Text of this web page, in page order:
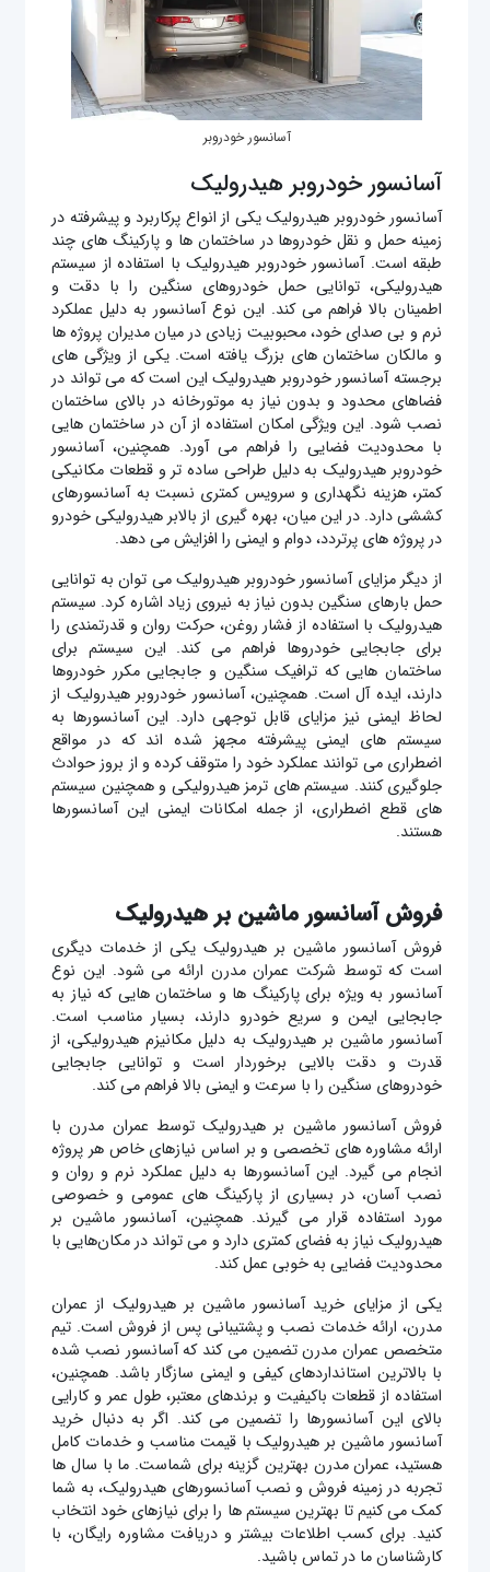
آسانسور خودروبر
آسانسور خودروبر هیدرولیک
آسانسور خودروبر هیدرولیک یکی از انواع پرکاربرد و پیشرفته در
زمینه حمل و نقل خودروها در ساختمان‌ ها و پارکینگ‌ های چند
طبقه است. آسانسور خودروبر هیدرولیک با استفاده از سیستم
هیدرولیکی، توانایی حمل خودروهای سنگین را با دقت و
اطمینان بالا فراهم می‌ کند. این نوع آسانسور به دلیل عملکرد
نرم و بی‌ صدای خود، محبوبیت زیادی در میان مدیران پروژه‌ ها
و مالکان ساختمان‌ های بزرگ یافته است. یکی از ویژگی‌ های
برجسته آسانسور خودروبر هیدرولیک این است که می‌ تواند در
فضاهای محدود و بدون نیاز به موتورخانه در بالای ساختمان
نصب شود. این ویژگی امکان استفاده از آن در ساختمان‌ هایی
با محدودیت فضایی را فراهم می‌ آورد. همچنین، آسانسور
خودروبر هیدرولیک به دلیل طراحی ساده‌ تر و قطعات مکانیکی
کمتر، هزینه نگهداری و سرویس کمتری نسبت به آسانسورهای
کششی دارد. در این میان، بهره گیری از بالابر هیدرولیکی خودرو
در پروژه های پرتردد، دوام و ایمنی را افزایش می دهد.
از دیگر مزایای آسانسور خودروبر هیدرولیک می‌ توان به توانایی
حمل بارهای سنگین بدون نیاز به نیروی زیاد اشاره کرد. سیستم
هیدرولیک با استفاده از فشار روغن، حرکت روان و قدرتمندی را
برای جابجایی خودروها فراهم می‌ کند. این سیستم برای
ساختمان‌ هایی که ترافیک سنگین و جابجایی مکرر خودروها
دارند، ایده‌ آل است. همچنین، آسانسور خودروبر هیدرولیک از
لحاظ ایمنی نیز مزایای قابل توجهی دارد. این آسانسورها به
سیستم‌ های ایمنی پیشرفته مجهز شده‌ اند که در مواقع
اضطراری می‌ توانند عملکرد خود را متوقف کرده و از بروز حوادث
جلوگیری کنند. سیستم‌ های ترمز هیدرولیکی و همچنین سیستم‌
های قطع اضطراری، از جمله امکانات ایمنی این آسانسورها
هستند.
فروش آسانسور ماشین بر هیدرولیک
فروش آسانسور ماشین بر هیدرولیک یکی از خدمات دیگری
است که توسط شرکت عمران مدرن ارائه می‌ شود. این نوع
آسانسور به‌ ویژه برای پارکینگ‌ ها و ساختمان‌ هایی که نیاز به
جابجایی ایمن و سریع خودرو دارند، بسیار مناسب است.
آسانسور ماشین بر هیدرولیک به دلیل مکانیزم هیدرولیکی، از
قدرت و دقت بالایی برخوردار است و توانایی جابجایی
خودروهای سنگین را با سرعت و ایمنی بالا فراهم می‌ کند.
فروش آسانسور ماشین بر هیدرولیک توسط عمران مدرن با
ارائه مشاوره‌ های تخصصی و بر اساس نیازهای خاص هر پروژه
انجام می‌ گیرد. این آسانسورها به دلیل عملکرد نرم و روان و
نصب آسان، در بسیاری از پارکینگ‌ های عمومی و خصوصی
مورد استفاده قرار می‌ گیرند. همچنین، آسانسور ماشین بر
هیدرولیک نیاز به فضای کمتری دارد و می‌ تواند در مکان‌هایی با
محدودیت فضایی به‌ خوبی عمل کند.
یکی از مزایای خرید آسانسور ماشین بر هیدرولیک از عمران
مدرن، ارائه خدمات نصب و پشتیبانی پس از فروش است. تیم
متخصص عمران مدرن تضمین می‌ کند که آسانسور نصب‌ شده
با بالاترین استانداردهای کیفی و ایمنی سازگار باشد. همچنین،
استفاده از قطعات باکیفیت و برندهای معتبر، طول عمر و کارایی
بالای این آسانسورها را تضمین می‌ کند. اگر به دنبال خرید
آسانسور ماشین بر هیدرولیک با قیمت مناسب و خدمات کامل
هستید، عمران مدرن بهترین گزینه برای شماست. ما با سال‌ ها
تجربه در زمینه فروش و نصب آسانسورهای هیدرولیک، به شما
کمک می‌ کنیم تا بهترین سیستم ها را برای نیازهای خود انتخاب
کنید. برای کسب اطلاعات بیشتر و دریافت مشاوره رایگان، با
کارشناسان ما در تماس باشید.